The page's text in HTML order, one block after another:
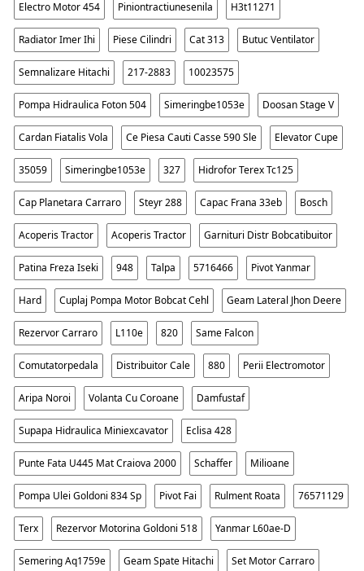
Electro Motor 454 Piniontractiunesenila H3t11271
Radiator Imer Ihi Piese Cilindri Cat 313 Butuc Ventilator
Semnalizare Hitachi 217-2883 10023575
Pompa Hidraulica Foton 504 Simeringbe1053e Doosan Stage V
Cardan Fiatalis Vola Ce Piesa Cauti Casse 590 Sle Elevator Cupe
35059 Simeringbe1053e 327 Hidrofor Terex Tc125
Cap Planetara Carraro Steyr 288 Capac Frana 33eb Bosch
Acoperis Tractor Acoperis Tractor Garnituri Distr Bobcatibuitor
Patina Freza Iseki 948 Talpa 5716466 Pivot Yanmar
Hard Cuplaj Pompa Motor Bobcat Cehl Geam Lateral Jhon Deere
Rezervor Carraro L110e 820 Same Falcon
Comutatorpedala Distribuitor Cale 880 Perii Electromotor
Aripa Noroi Volanta Cu Coroane Damfustaf
Supapa Hidraulica Miniexcavator Eclisa 428
Punte Fata U445 Mat Craiova 2000 Schaffer Milioane
Pompa Ulei Goldoni 834 Sp Pivot Fai Rulment Roata 76571129
Terx Rezervor Motorina Goldoni 518 Yanmar L60ae-D
Semering Aq1759e Geam Spate Hitachi Set Motor Carraro